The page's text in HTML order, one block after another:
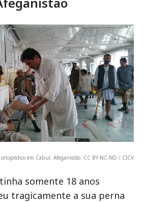
em Cabul, Afeganistão. CC BY-NC-ND / CICV
somente 18 anos
tragicamente a sua perna